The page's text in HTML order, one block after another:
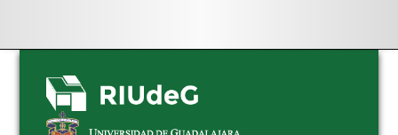
Skip
navigation